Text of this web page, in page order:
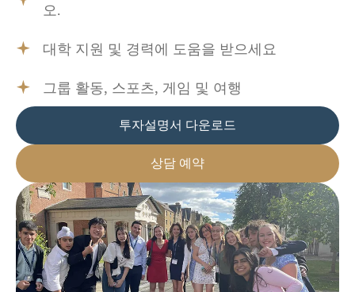
오.
대학 지원 및 경력에 도움을 받으세요
그룹 활동, 스포츠, 게임 및 여행
투자설명서 다운로드
상담 예약